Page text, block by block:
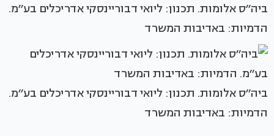
ביה׳׳ס אלומות. תכנון: ליואי דבוריינסקי אדריכלים בע׳׳מ.
הדמיות: באדיבות המשרד
ביה׳׳ס אלומות. תכנון: ליואי דבוריינסקי אדריכלים בע׳׳מ.
הדמיות: באדיבות המשרד